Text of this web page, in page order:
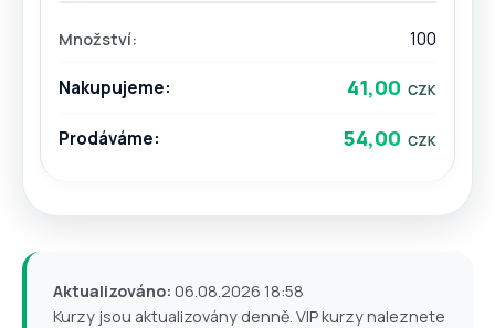
100
41,00
54,00
Aktualizováno: 06.08.2026 18:58
Kurzy jsou aktualizovány denně. VIP kurzy naleznete